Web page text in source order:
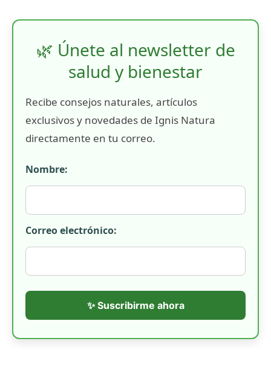
🌿 Únete al newsletter de
salud y bienestar
Recibe consejos naturales, artículos
exclusivos y novedades de Ignis Natura
directamente en tu correo.
Nombre:
Correo electrónico:
✨ Suscribirme ahora